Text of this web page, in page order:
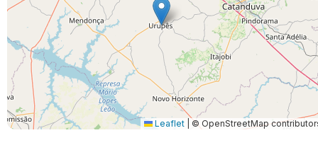
Leaflet © OpenStreetMap